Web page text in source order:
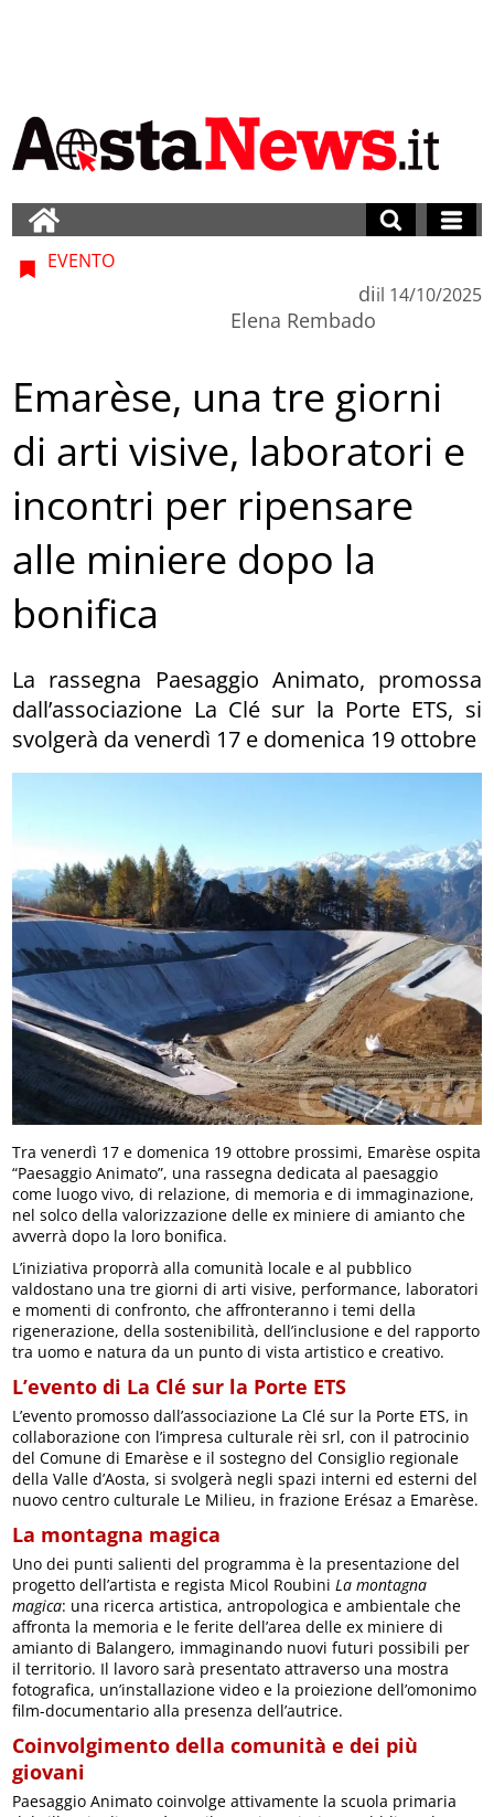
EVENTO
di
Elena Rembado
il 14/10/2025
Emarèse, una tre giorni
di arti visive, laboratori e
incontri per ripensare
alle miniere dopo la
bonifica
La rassegna Paesaggio Animato, promossa
dall’associazione La Clé sur la Porte ETS, si
svolgerà da venerdì 17 e domenica 19 ottobre
Tra venerdì 17 e domenica 19 ottobre prossimi, Emarèse ospita
“Paesaggio Animato”, una rassegna dedicata al paesaggio
come luogo vivo, di relazione, di memoria e di immaginazione,
nel solco della valorizzazione delle ex miniere di amianto che
avverrà dopo la loro bonifica.
L’iniziativa proporrà alla comunità locale e al pubblico
valdostano una tre giorni di arti visive, performance, laboratori
e momenti di confronto, che affronteranno i temi della
rigenerazione, della sostenibilità, dell’inclusione e del rapporto
tra uomo e natura da un punto di vista artistico e creativo.
L’evento di La Clé sur la Porte ETS
L’evento promosso dall’associazione La Clé sur la Porte ETS, in
collaborazione con l’impresa culturale rèi srl, con il patrocinio
del Comune di Emarèse e il sostegno del Consiglio regionale
della Valle d’Aosta, si svolgerà negli spazi interni ed esterni del
nuovo centro culturale Le Milieu, in frazione Erésaz a Emarèse.
La montagna magica
Uno dei punti salienti del programma è la presentazione del
progetto dell’artista e regista Micol Roubini La montagna
magica: una ricerca artistica, antropologica e ambientale che
affronta la memoria e le ferite dell’area delle ex miniere di
amianto di Balangero, immaginando nuovi futuri possibili per
il territorio. Il lavoro sarà presentato attraverso una mostra
fotografica, un’installazione video e la proiezione dell’omonimo
film-documentario alla presenza dell’autrice.
Coinvolgimento della comunità e dei più
giovani
Paesaggio Animato coinvolge attivamente la scuola primaria